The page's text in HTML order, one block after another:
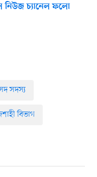
চ্যানেল ফলো
সদস্য
বিভাগ